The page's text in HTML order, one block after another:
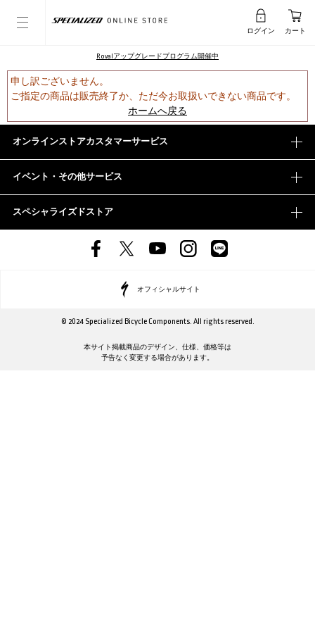
ログイン カート
Rovalアップグレードプログラム開催中
申し訳ございません。
ご指定の商品は販売終了か、ただ今お取扱いできない商品です。
ホームへ戻る
オンラインストアカスタマーサービス
イベント・その他サービス
スペシャライズドストア
オフィシャルサイト
© 2024 Specialized Bicycle Components. All rights reserved.
本サイト掲載商品のデザイン、仕様、価格等は
予告なく変更する場合があります。